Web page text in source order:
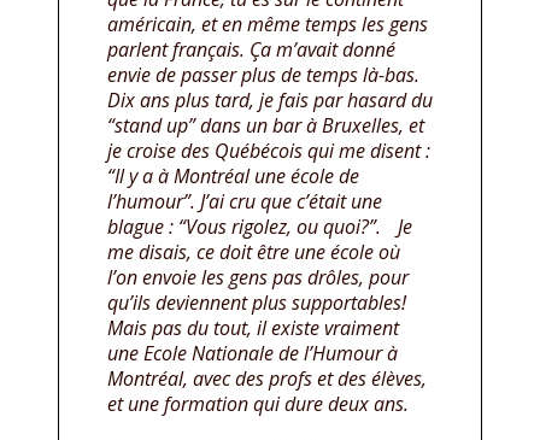
américain, et en même temps les gens
parlent français. Ça m’avait donné
envie de passer plus de temps là-bas.
Dix ans plus tard, je fais par hasard du
“stand up” dans un bar à Bruxelles, et
je croise des Québécois qui me disent :
“Il y a à Montréal une école de
l’humour”. J’ai cru que c’était une
blague : “Vous rigolez, ou quoi?”. Je
me disais, ce doit être une école où
l’on envoie les gens pas drôles, pour
qu’ils deviennent plus supportables!
Mais pas du tout, il existe vraiment
une Ecole Nationale de l’Humour à
Montréal, avec des profs et des élèves,
et une formation qui dure deux ans.